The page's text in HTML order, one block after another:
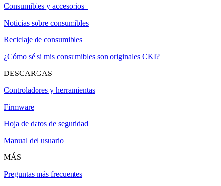
Consumibles y accesorios
Noticias sobre consumibles
Reciclaje de consumibles
¿Cómo sé si mis consumibles son originales OKI?
DESCARGAS
Controladores y herramientas
Firmware
Hoja de datos de seguridad
Manual del usuario
MÁS
Preguntas más frecuentes